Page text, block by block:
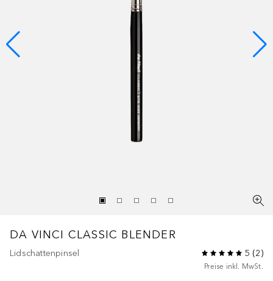
DA VINCI CLASSIC BLENDER
Lidschattenpinsel 5 (2)
Preise inkl. MwSt.